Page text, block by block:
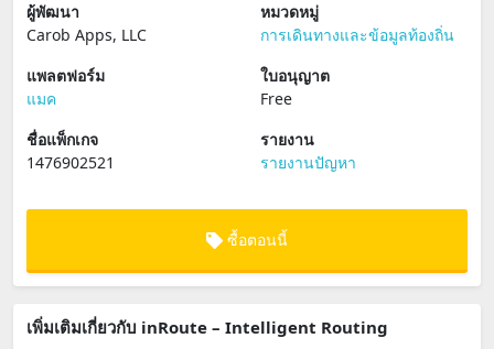
ผู้พัฒนา
Carob Apps, LLC
หมวดหมู่
การเดินทางและข้อมูลท้องถิ่น
แพลตฟอร์ม
แมค
ใบอนุญาต
Free
ชื่อแพ็กเกจ
1476902521
รายงาน
รายงานปัญหา
ซื้อตอนนี้
เพิ่มเติมเกี่ยวกับ inRoute – Intelligent Routing